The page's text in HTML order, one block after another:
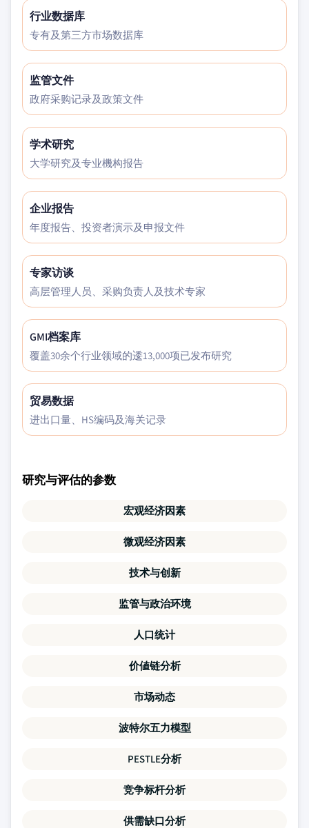
行业数据库
专有及第三方市场数据库
监管文件
政府采购记录及政策文件
学术研究
大学研究及专业機构报告
企业报告
年度报告、投资者演示及申报文件
专家访谈
高层管理人员、采购负责人及技术专家
GMI档案库
覆盖30余个行业领域的逶13,000项已发布研究
贸易数据
进出口量、HS编码及海关记录
研究与评估的参数
宏观经济因素
微观经济因素
技术与创新
监管与政治环境
人口统计
价値链分析
市场动态
波特尔五力模型
PESTLE分析
竞争标杆分析
供需缺口分析